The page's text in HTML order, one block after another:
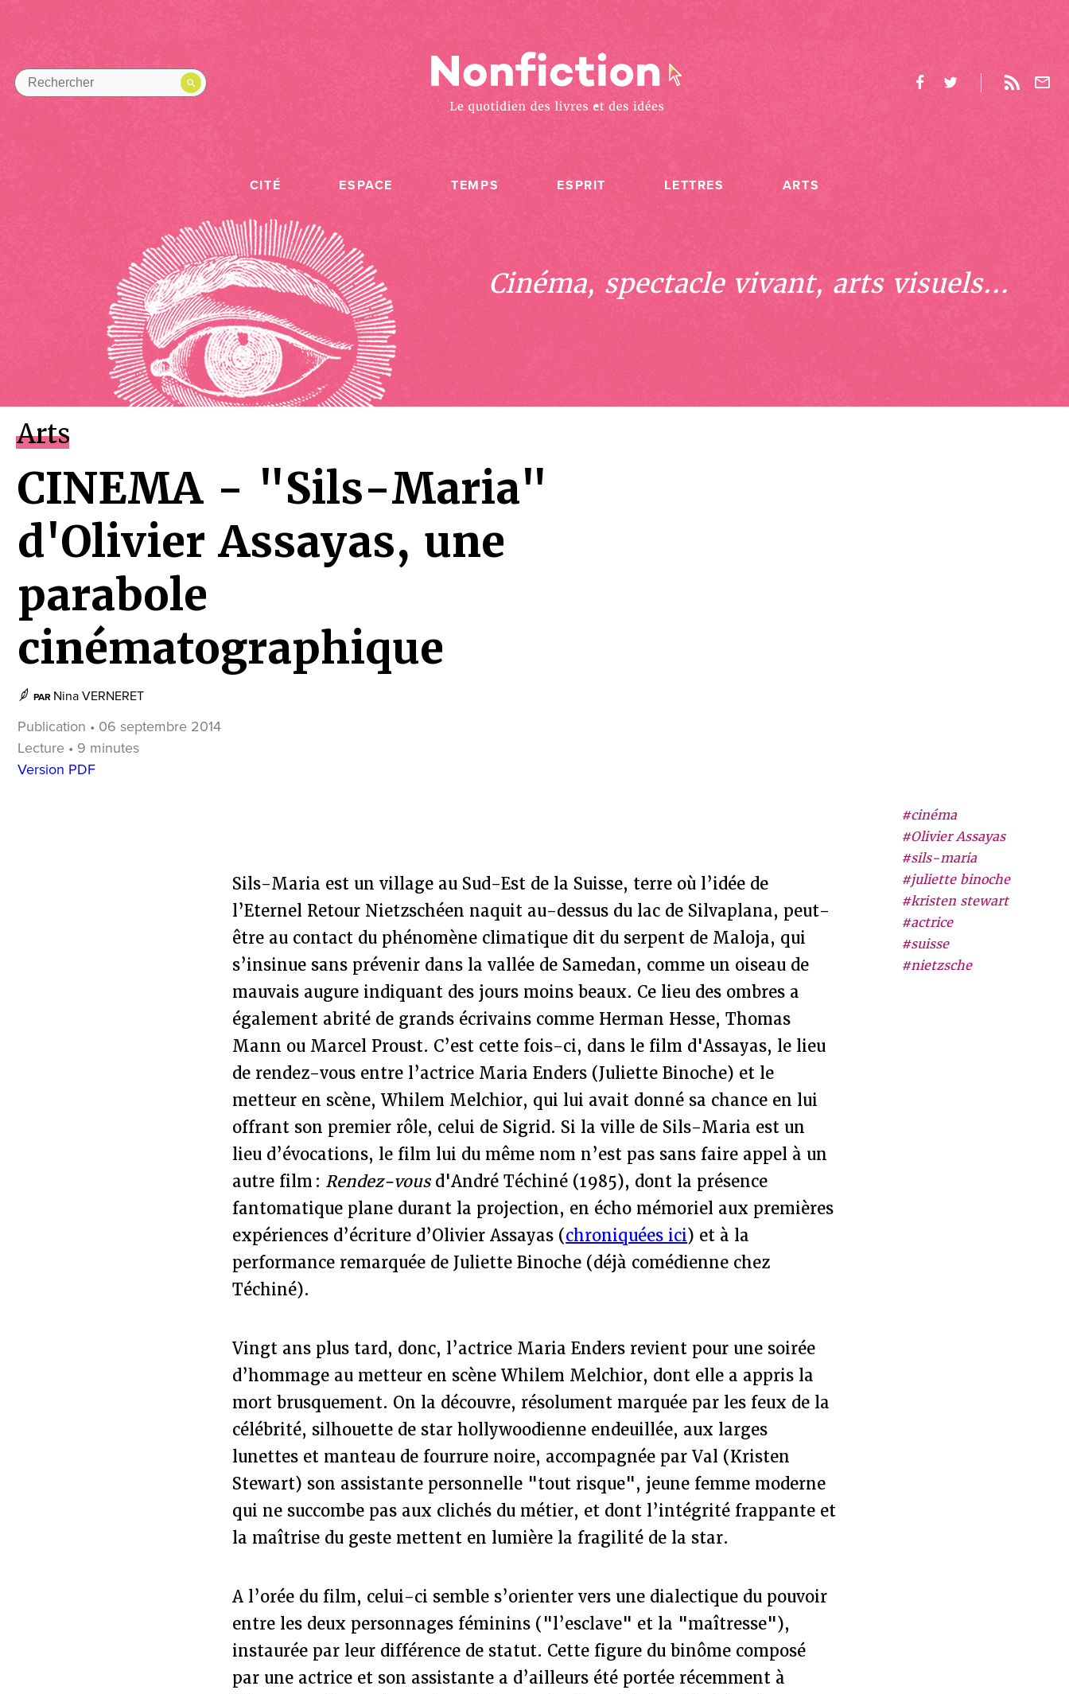
CITÉ ESPACE TEMPS ESPRIT LETTRES ARTS
Cinéma, spectacle vivant, arts visuels...
Arts
CINEMA - "Sils-Maria"
d'Olivier Assayas, une
parabole
cinématographique
PAR Nina VERNERET
Publication • 06 septembre 2014
Lecture • 9 minutes
Version PDF
#cinéma
#Olivier Assayas
#sils-maria
#juliette binoche
#kristen stewart
#actrice
#suisse
#nietzsche
Sils-Maria est un village au Sud-Est de la Suisse, terre où l’idée de
l’Eternel Retour Nietzschéen naquit au-dessus du lac de Silvaplana, peut-
être au contact du phénomène climatique dit du serpent de Maloja, qui
s’insinue sans prévenir dans la vallée de Samedan, comme un oiseau de
mauvais augure indiquant des jours moins beaux. Ce lieu des ombres a
également abrité de grands écrivains comme Herman Hesse, Thomas
Mann ou Marcel Proust. C’est cette fois-ci, dans le film d'Assayas, le lieu
de rendez-vous entre l’actrice Maria Enders (Juliette Binoche) et le
metteur en scène, Whilem Melchior, qui lui avait donné sa chance en lui
offrant son premier rôle, celui de Sigrid. Si la ville de Sils-Maria est un
lieu d’évocations, le film lui du même nom n’est pas sans faire appel à un
autre film : Rendez-vousd'André Téchiné (1985), dont la présence
fantomatique plane durant la projection, en écho mémoriel aux premières
expériences d’écriture d’Olivier Assayas (chroniquées ici) et à la
performance remarquée de Juliette Binoche (déjà comédienne chez
Téchiné).
Vingt ans plus tard, donc, l’actrice Maria Enders revient pour une soirée
d’hommage au metteur en scène Whilem Melchior, dont elle a appris la
mort brusquement. On la découvre, résolument marquée par les feux de la
célébrité, silhouette de star hollywoodienne endeuillée, aux larges
lunettes et manteau de fourrure noire, accompagnée par Val (Kristen
Stewart) son assistante personnelle "tout risque", jeune femme moderne
qui ne succombe pas aux clichés du métier, et dont l’intégrité frappante et
la maîtrise du geste mettent en lumière la fragilité de la star.
A l’orée du film, celui-ci semble s’orienter vers une dialectique du pouvoir
entre les deux personnages féminins ("l’esclave" et la "maîtresse"),
instaurée par leur différence de statut. Cette figure du binôme composé
par une actrice et son assistante a d’ailleurs été portée récemment à